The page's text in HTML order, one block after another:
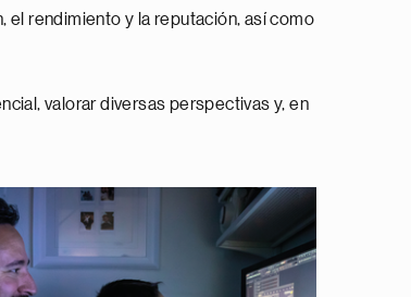
el rendimiento y la reputación, así como
valorar diversas perspectivas y, en